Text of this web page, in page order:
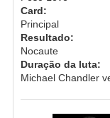
Card:
Principal
Resultado:
Nocaute
Duração da luta:
Michael Chandler